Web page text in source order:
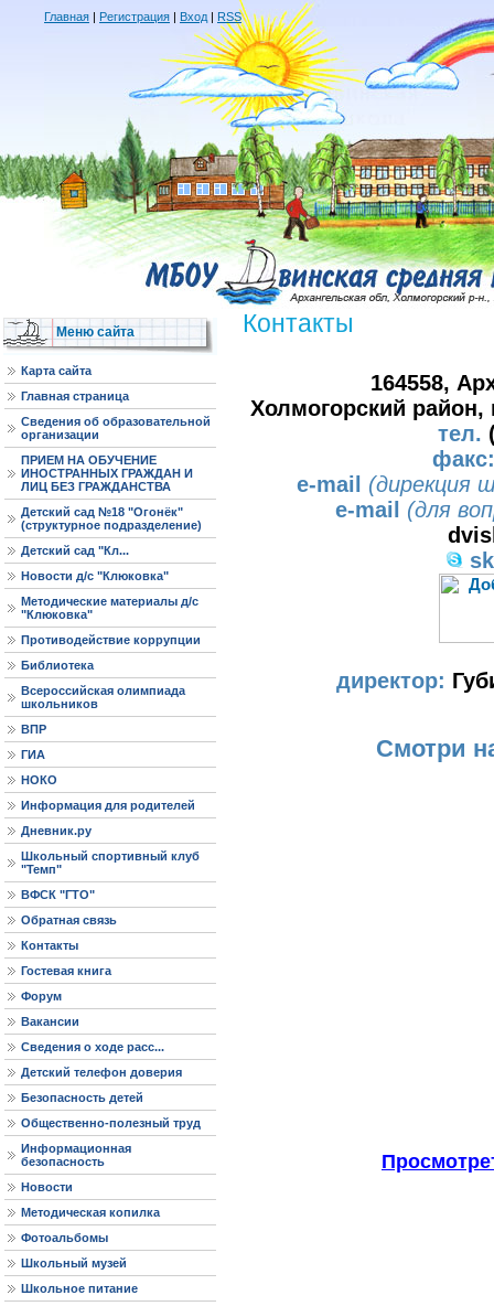
Главная | Регистрация | Вход | RSS
Меню сайта
Карта сайта
Главная страница
Сведения об образовательной
организации
ПРИЕМ НА ОБУЧЕНИЕ
ИНОСТРАННЫХ ГРАЖДАН И
ЛИЦ БЕЗ ГРАЖДАНСТВА
Детский сад №18 "Огонёк"
(структурное подразделение)
Детский сад "Кл...
Новости д/с "Клюковка"
Методические материалы д/с
"Клюковка"
Противодействие коррупции
Библиотека
Всероссийская олимпиада
школьников
ВПР
ГИА
НОКО
Информация для родителей
Дневник.ру
Школьный спортивный клуб
"Темп"
ВФСК "ГТО"
Обратная связь
Контакты
Гостевая книга
Форум
Вакансии
Сведения о ходе расс...
Детский телефон доверия
Безопасность детей
Общественно-полезный труд
Информационная
безопасность
Новости
Методическая копилка
Фотоальбомы
Школьный музей
Школьное питание
Контакты
164558,
Холмогорский
тел.
факс:
e-mail (дирекция
e-mail (для
директор:
Смотри